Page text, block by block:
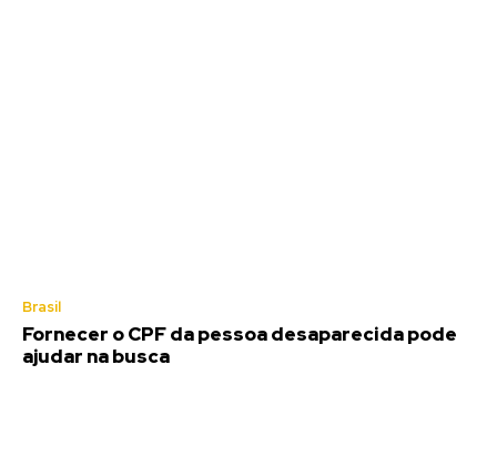
Brasil
Fornecer o CPF da pessoa desaparecida pode
ajudar na busca